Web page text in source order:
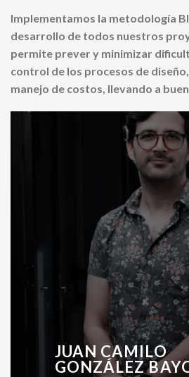
Implementamos la metodología
desarrollo de todos nuestros
permite prever y minimizar
control de los procesos de
manejo de costos, llevando a
JUAN CAMILO
GONZÁLEZ